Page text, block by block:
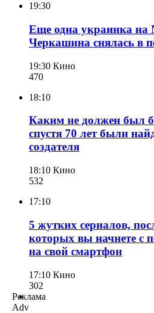
19:30
Еще одна украинка на
Черкашина снялась в
19:30 Кино
470
18:10
Каким не должен был
спустя 70 лет были
создателя
18:10 Кино
532
17:10
5 жутких сериалов,
которых вы начнете с
на свой смартфон
17:10 Кино
302
Реклама
Adv